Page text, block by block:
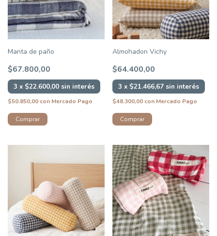
Manta de paño
$67.800,00
3 x $22.600,00 sin interés
$50.850,00 con Mercado Pago
Comprar
Almohadon Vichy
$64.400,00
3 x $21.466,67 sin interés
$48.300,00 con Mercado Pago
Comprar